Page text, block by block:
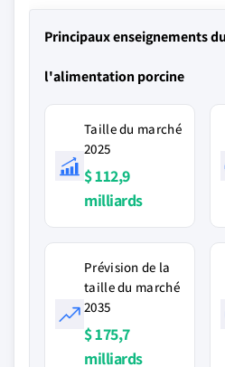
Principaux enseignements
l'alimentation porcine
Taille du marché
2025
$ 112,9
milliards
Prévision de la
taille du marché
2035
$ 175,7
milliards